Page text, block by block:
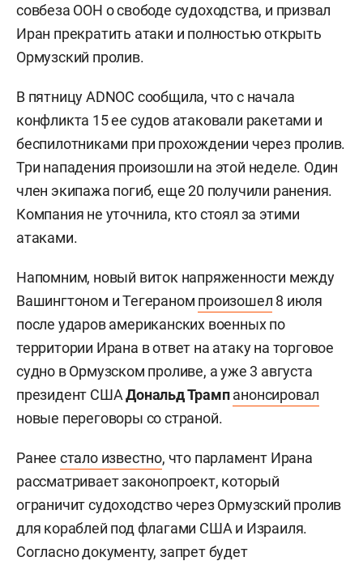
совбеза ООН о свободе судоходства, и призвал
Иран прекратить атаки и полностью открыть
Ормузский пролив.
В пятницу ADNOC сообщила, что с начала
конфликта 15 ее судов атаковали ракетами и
беспилотниками при прохождении через пролив.
Три нападения произошли на этой неделе. Один
член экипажа погиб, еще 20 получили ранения.
Компания не уточнила, кто стоял за этими
атаками.
Напомним, новый виток напряженности между
Вашингтоном и Тегераном произошел 8 июля
после ударов американских военных по
территории Ирана в ответ на атаку на торговое
судно в Ормузском проливе, а уже 3 августа
президент СШАДональд Трамп анонсировал
новые переговоры со страной.
Ранее стало известно, что парламент Ирана
рассматривает законопроект, который
ограничит судоходство через Ормузский пролив
для кораблей под флагами США и Израиля.
Согласно документу, запрет будет